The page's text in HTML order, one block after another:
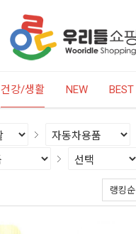
건강/생활 NEW BEST
랭킹순